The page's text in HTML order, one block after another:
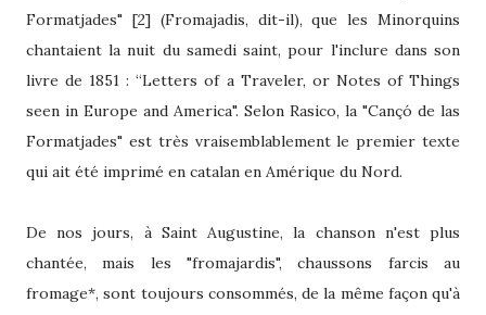
Formatjades" [2] (Fromajadis, dit-il), que les Minorquins
chantaient la nuit du samedi saint, pour l'inclure dans son
livre de 1851 : “Letters of a Traveler, or Notes of Things
seen in Europe and America". Selon Rasico, la "Cançó de las
Formatjades" est très vraisemblablement le premier texte
qui ait été imprimé en catalan en Amérique du Nord.
De nos jours, à Saint Augustine, la chanson n'est plus
chantée, mais les "fromajardis", chaussons farcis au
fromage*, sont toujours consommés, de la même façon qu'à